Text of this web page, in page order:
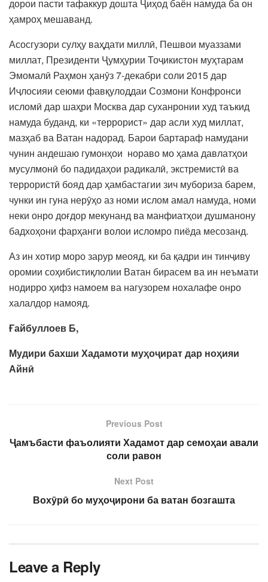
дорои пасти тафаккур дошта Ҷиҳод баён намуда ба он
ҳамроҳ мешаванд.
Асосгузори сулҳу ваҳдати миллӣ, Пешвои муаззами
миллат, Президенти Ҷумҳурии Тоҷикистон муҳтарам
Эмомалӣ Раҳмон ҳанӯз 7-декабри соли 2015 дар
Иҷлосияи сеюми фавқулоддаи Созмони Конфронси
исломӣ дар шаҳри Москва дар суханронии худ таъкид
намуда буданд, ки «террорист» дар асли худ миллат,
мазҳаб ва Ватан надорад. Барои бартараф намудани
чунин андешаю гумонҳои нораво мо ҳама давлатҳои
мусулмонӣ бо падидаҳои радикалӣ, экстремистӣ ва
террористӣ бояд дар ҳамбастагии зич мубориза барем,
чунки ин гуна нерӯҳо аз номи ислом амал намуда, номи
неки онро доғдор мекунанд ва манфиатҳои душманону
бадхоҳони фарҳанги волои исломро пиёда месозанд.
Аз ин хотир моро зарур меояд, ки ба қадри ин тинҷиву
оромии соҳибистиқлолии Ватан бирасем ва ин неъмати
нодирро ҳифз намоем ва нагузорем нохалафе онро
халалдор намояд.
Ғайбуллоев Б,
Мудири бахши Хадамоти муҳоҷират дар ноҳияи
Айнӣ
Previous Post
Ҷамъбасти фаъолияти Хадамот дар семоҳаи авали
соли равон
Next Post
Вохӯрӣ бо муҳоҷирони ба ватан бозгашта
Leave a Reply